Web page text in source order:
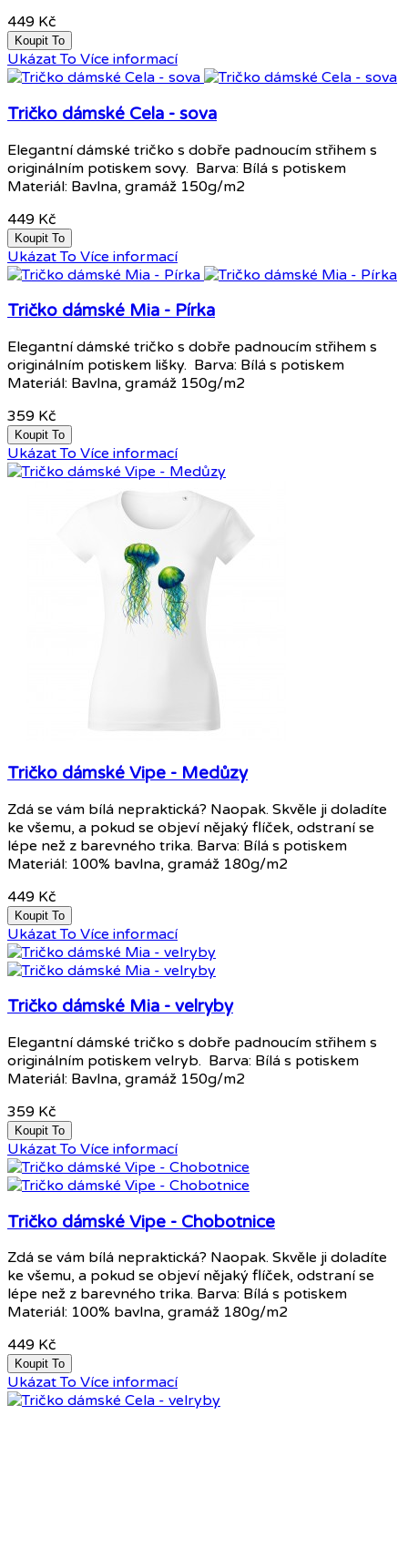
449 Kč
Koupit To
Ukázat To Více informací
Tričko dámské Cela - sova
Elegantní dámské tričko s dobře padnoucím střihem s
originálním potiskem sovy. Barva: Bílá s potiskem
Materiál: Bavlna, gramáž 150g/m2
449 Kč
Koupit To
Ukázat To Více informací
Tričko dámské Mia - Pírka
Elegantní dámské tričko s dobře padnoucím střihem s
originálním potiskem lišky. Barva: Bílá s potiskem
Materiál: Bavlna, gramáž 150g/m2
359 Kč
Koupit To
Ukázat To Více informací
Tričko dámské Vipe - Medůzy
Zdá se vám bílá nepraktická? Naopak. Skvěle ji doladíte
ke všemu, a pokud se objeví nějaký flíček, odstraní se
lépe než z barevného trika. Barva: Bílá s potiskem
Materiál: 100% bavlna, gramáž 180g/m2
449 Kč
Koupit To
Ukázat To Více informací
Tričko dámské Mia - velryby
Elegantní dámské tričko s dobře padnoucím střihem s
originálním potiskem velryb. Barva: Bílá s potiskem
Materiál: Bavlna, gramáž 150g/m2
359 Kč
Koupit To
Ukázat To Více informací
Tričko dámské Vipe - Chobotnice
Zdá se vám bílá nepraktická? Naopak. Skvěle ji doladíte
ke všemu, a pokud se objeví nějaký flíček, odstraní se
lépe než z barevného trika. Barva: Bílá s potiskem
Materiál: 100% bavlna, gramáž 180g/m2
449 Kč
Koupit To
Ukázat To Více informací